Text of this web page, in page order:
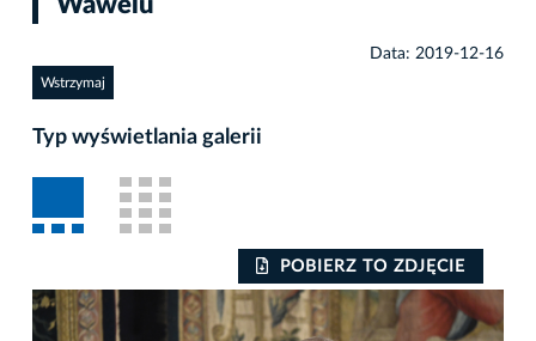
Data: 2019-12-16
Wstrzymaj
Typ wyświetlania galerii
POBIERZ TO ZDJĘCIE